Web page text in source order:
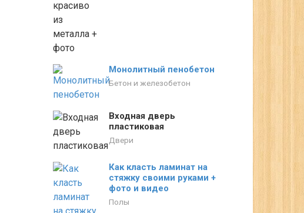
Монолитный пенобетон
Бетон и железобетон
Входная дверь
пластиковая
Двери
Как класть ламинат на
стяжку своими руками +
фото и видео
Полы